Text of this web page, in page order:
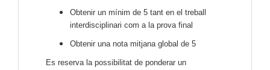
Obtenir un mínim de 5 tant en el treball
interdisciplinari com a la prova final
Obtenir una nota mitjana global de 5
Es reserva la possibilitat de ponderar un